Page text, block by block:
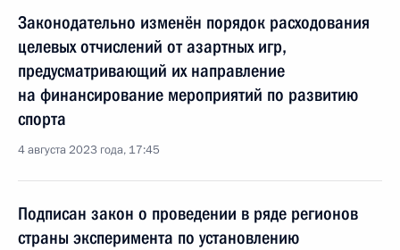
Законодательно изменён порядок расходования
целевых отчислений от азартных игр,
предусматривающий их направление
на финансирование мероприятий по развитию
спорта
4 августа 2023 года, 17:45
Подписан закон о проведении в ряде регионов
страны эксперимента по установлению